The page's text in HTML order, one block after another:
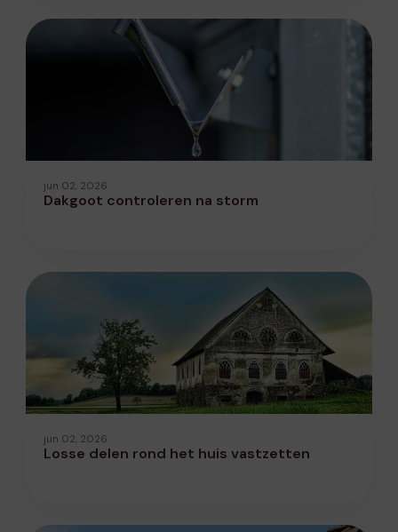
jun 02, 2026
Dakgoot controleren na storm
jun 02, 2026
Losse delen rond het huis vastzetten